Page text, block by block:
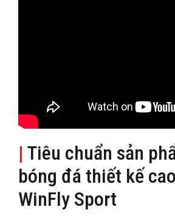
| Tiêu chuẩn sản
bóng đá thiết kế
WinFly Sport